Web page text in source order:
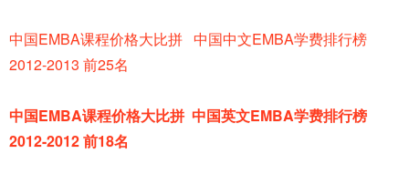
中国EMBA课程价格大比拼 中国中文EMBA学费排行榜
2012-2013 前25名
中国EMBA课程价格大比拼 中国英文EMBA学费排行榜
2012-2012 前18名